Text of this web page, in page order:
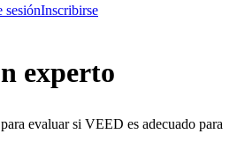
sesiónInscribirse
experto
evaluar si VEED es adecuado para